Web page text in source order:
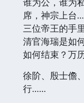
席，神宗上台
三位帝王的手
清官海瑞是如
如何结束？万
徐阶、殷士儋
行……